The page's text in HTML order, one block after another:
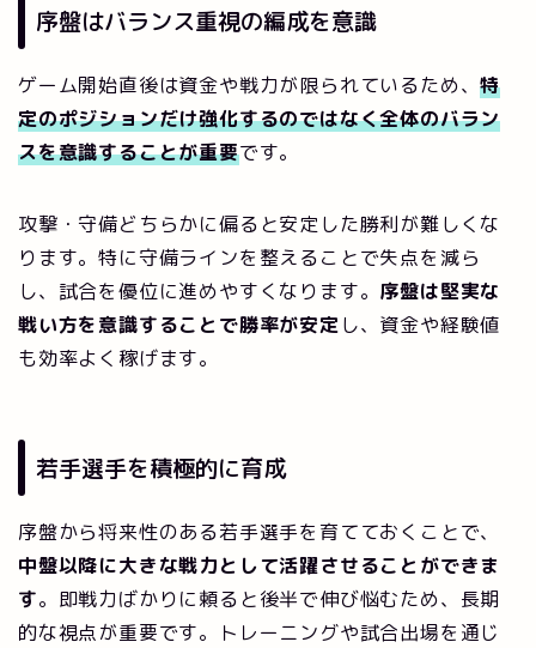
序盤はバランス重視の編成を意識
ゲーム開始直後は資金や戦力が限られているため、特
定のポジションだけ強化するのではなく全体のバラン
スを意識することが重要です。
攻撃・守備どちらかに偏ると安定した勝利が難しくな
ります。特に守備ラインを整えることで失点を減ら
し、試合を優位に進めやすくなります。 序盤は堅実な
戦い方を意識することで勝率が安定し、資金や経験値
も効率よく稼げます。
若手選手を積極的に育成
序盤から将来性のある若手選手を育てておくことで、
中盤以降に大きな戦力として活躍させることができま
す。即戦力ばかりに頼ると後半で伸び悩むため、長期
的な視点が重要です。トレーニングや試合出場を通じ